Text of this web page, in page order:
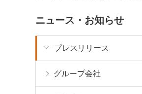
ニュース・お知らせ
プレスリリース
グループ会社